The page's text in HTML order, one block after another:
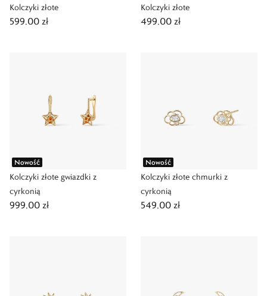
Kolczyki złote
599,00 zł
Kolczyki złote
499,00 zł
Nowość
Kolczyki złote gwiazdki z
cyrkonią
999,00 zł
Nowość
Kolczyki złote chmurki z
cyrkonią
549,00 zł